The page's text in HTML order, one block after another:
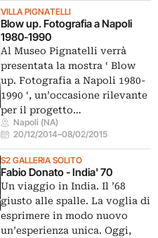
VILLA PIGNATELLI
Blow up. Fotografia a Napoli
1980-1990
Al Museo Pignatelli verrà
presentata la mostra ‘ Blow
up. Fotografia a Napoli 1980-
1990 ‘, un’occasione rilevante
per il progetto…
Napoli (NA)
20/12/2014–08/02/2015
S2 GALLERIA SOLITO
Fabio Donato - India' 70
Un viaggio in India. Il ’68
giusto alle spalle. La voglia di
esprimere in modo nuovo
un’esperienza unica. Oggi,